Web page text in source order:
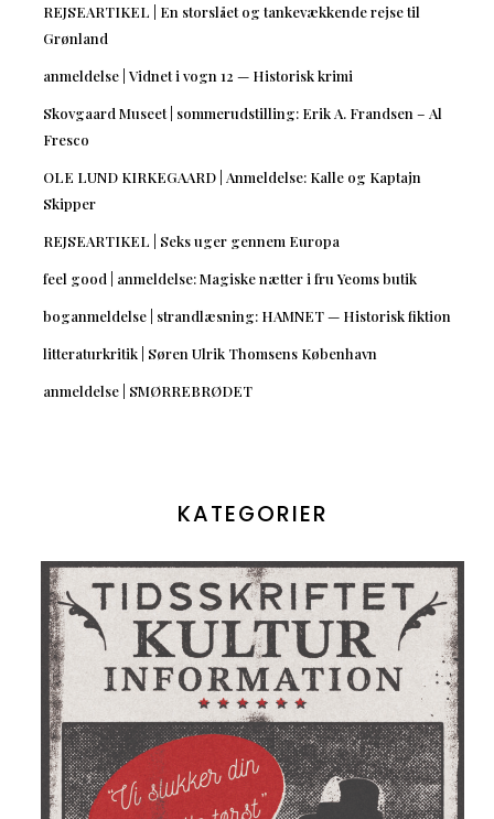
REJSEARTIKEL | En storslået og tankevækkende rejse til
Grønland
anmeldelse | Vidnet i vogn 12 — Historisk krimi
Skovgaard Museet | sommerudstilling: Erik A. Frandsen – Al
Fresco
OLE LUND KIRKEGAARD | Anmeldelse: Kalle og Kaptajn
Skipper
REJSEARTIKEL | Seks uger gennem Europa
feel good | anmeldelse: Magiske nætter i fru Yeoms butik
boganmeldelse | strandlæsning: HAMNET — Historisk fiktion
litteraturkritik | Søren Ulrik Thomsens København
anmeldelse | SMØRREBRØDET
KATEGORIER